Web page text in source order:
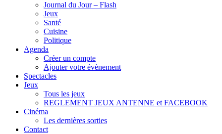
Journal du Jour – Flash
Jeux
Santé
Cuisine
Politique
Agenda
Créer un compte
Ajouter votre évènement
Spectacles
Jeux
Tous les jeux
REGLEMENT JEUX ANTENNE et FACEBOOK
Cinéma
Les dernières sorties
Contact